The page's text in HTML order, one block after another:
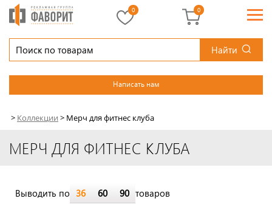
Найти
Написать нам
0 0
> Коллекции > Мерч для фитнес клуба
МЕРЧ ДЛЯ ФИТНЕС КЛУБА
Выводить по 36 60 90 товаров